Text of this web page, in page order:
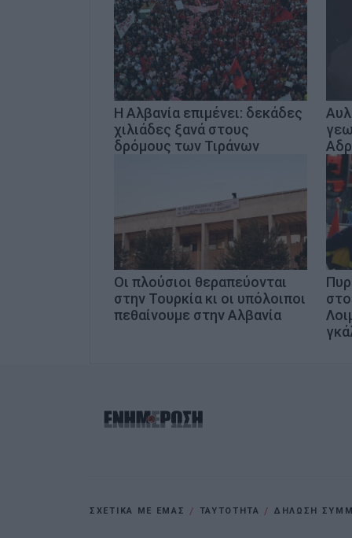
Η Αλβανία επιμένει: δεκάδες
χιλιάδες ξανά στους
δρόμους των Τιράνων
Οι πλούσιοι θεραπεύονται
στην Τουρκία κι οι υπόλοιποι
πεθαίνουμε στην Αλβανία
ΣΧΕΤΙΚΑ ΜΕ ΕΜΑΣ ΤΑΥΤΟΤΗΤΑ ΔΗΛΩΣΗ